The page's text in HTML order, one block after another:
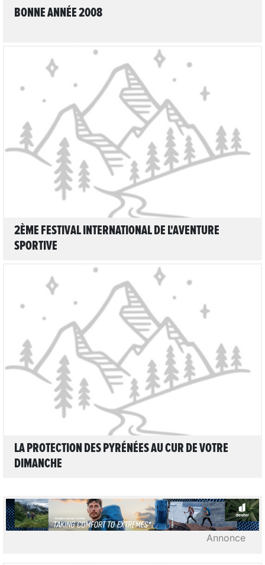
BONNE ANNÉE 2008
LIRE L'ARTICLE
2ÈME FESTIVAL INTERNATIONAL DE L'AVENTURE
SPORTIVE
LIRE L'ARTICLE
LA PROTECTION DES PYRÉNÉES AU CUR DE VOTRE
DIMANCHE
Annonce